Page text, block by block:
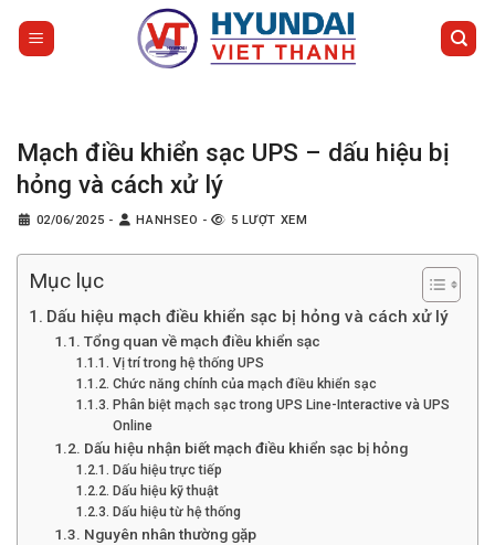
Mạch điều khiển sạc UPS – dấu hiệu bị
hỏng và cách xử lý
02/06/2025 - HANHSEO - 5 LƯỢT XEM
Mục lục
Dấu hiệu mạch điều khiển sạc bị hỏng và cách xử lý
Tổng quan về mạch điều khiển sạc
Vị trí trong hệ thống UPS
Chức năng chính của mạch điều khiển sạc
Phân biệt mạch sạc trong UPS Line-Interactive và UPS
Online
Dấu hiệu nhận biết mạch điều khiển sạc bị hỏng
Dấu hiệu trực tiếp
Dấu hiệu kỹ thuật
Dấu hiệu từ hệ thống
Nguyên nhân thường gặp